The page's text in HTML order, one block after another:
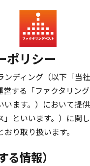
ポリシー
ンディング（以下「当
営する「ファクタリン
います。）において提
」といいます。）に関
り取り扱います。
情報）